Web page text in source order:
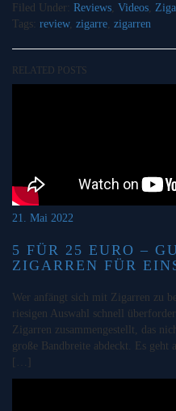
Filed Under: Reviews Videos
Tags: review, zigarre zigarren
RELATED POSTS
21. Mai 2022
5 FÜR 25 EURO –
ZIGARREN FÜR
Wer anfängt sich mit Zigarren zu
riesigen Auswahl schnell
Zigarren zusammengestellt, das
große Bandbreite abdeckt. Es geht